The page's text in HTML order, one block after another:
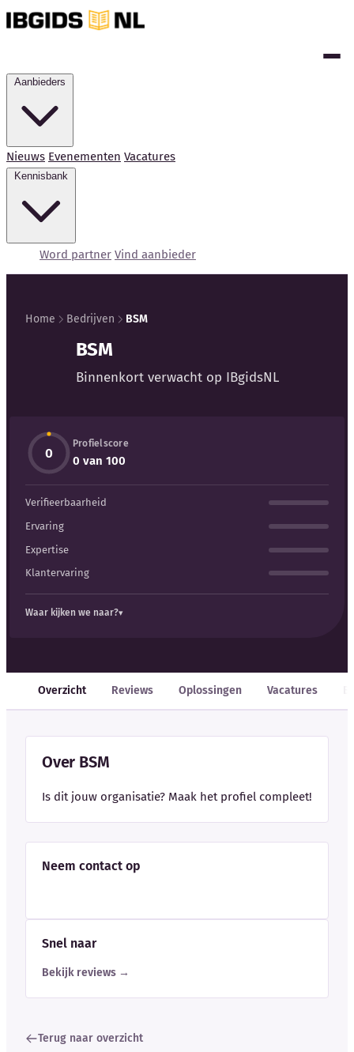
Nieuws Evenementen Vacatures
Word partner Vind aanbieder
Externe bronnen
Woordenboek
Auteurs
Home Bedrijven BSM
BSM
Binnenkort verwacht op IBgidsNL
0
Profielscore
0 van 100
Verifieerbaarheid
Ervaring
Expertise
Klantervaring
Waar kijken we naar?
Overzicht Reviews Oplossingen Vacatures
Over BSM
Is dit jouw organisatie? Maak het profiel compleet!
Neem contact op
Snel naar
Bekijk reviews →
Terug naar overzicht